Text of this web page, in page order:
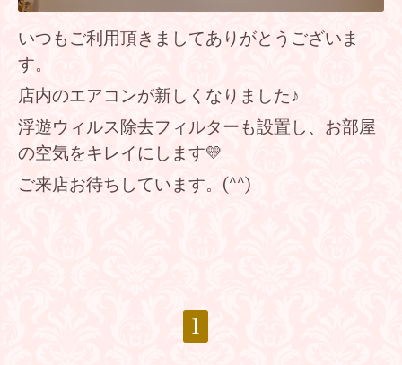
いつもご利用頂きましてありがとうございま
す。
店内のエアコンが新しくなりました♪
浮遊ウィルス除去フィルターも設置し、お部屋
の空気をキレイにします💛
ご来店お待ちしています。(^^)
1